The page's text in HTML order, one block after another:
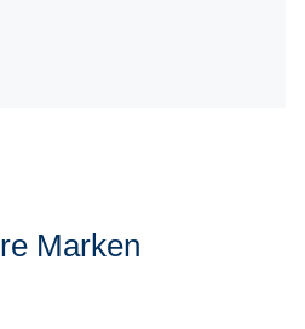
Marken